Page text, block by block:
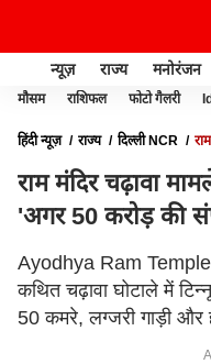
न्यूज़ राज्य मनोरंजन
मौसम राशिफल फोटो गैलरी
हिंदी न्यूज़ राज्य दिल्ली NCR
राम मंदिर चढ़ावा
'अगर 50 करोड़ की
Ayodhya Ram Temple
कथित चढ़ावा घोटाले में
50 कमरे, लग्जरी गाड़ी